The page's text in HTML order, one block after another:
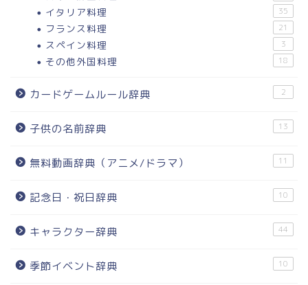
イタリア料理 35
フランス料理 21
スペイン料理 3
その他外国料理 18
カードゲームルール辞典 2
子供の名前辞典 13
無料動画辞典（アニメ/ドラマ） 11
記念日・祝日辞典 10
キャラクター辞典 44
季節イベント辞典 10